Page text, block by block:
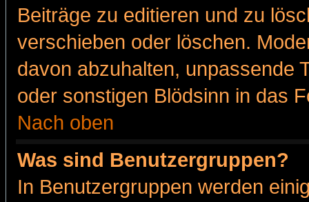
Beiträge zu editieren und zu
verschieben oder löschen.
davon abzuhalten, unpassende
oder sonstigen Blödsinn in das
Nach oben
Was sind Benutzergruppen?
In Benutzergruppen werden